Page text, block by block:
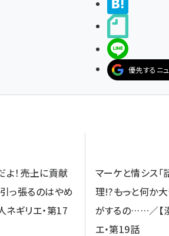
LINEで送
優先するニ
！――売上に貢献
っ張るのはやめ
ネギリエ・第17
マーケと情シス
理!?――もっと何か
がするの……／【
エ・第19話